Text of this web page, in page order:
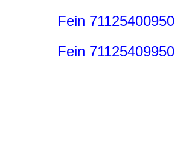
Fein 71125400950
Fein 71125409950